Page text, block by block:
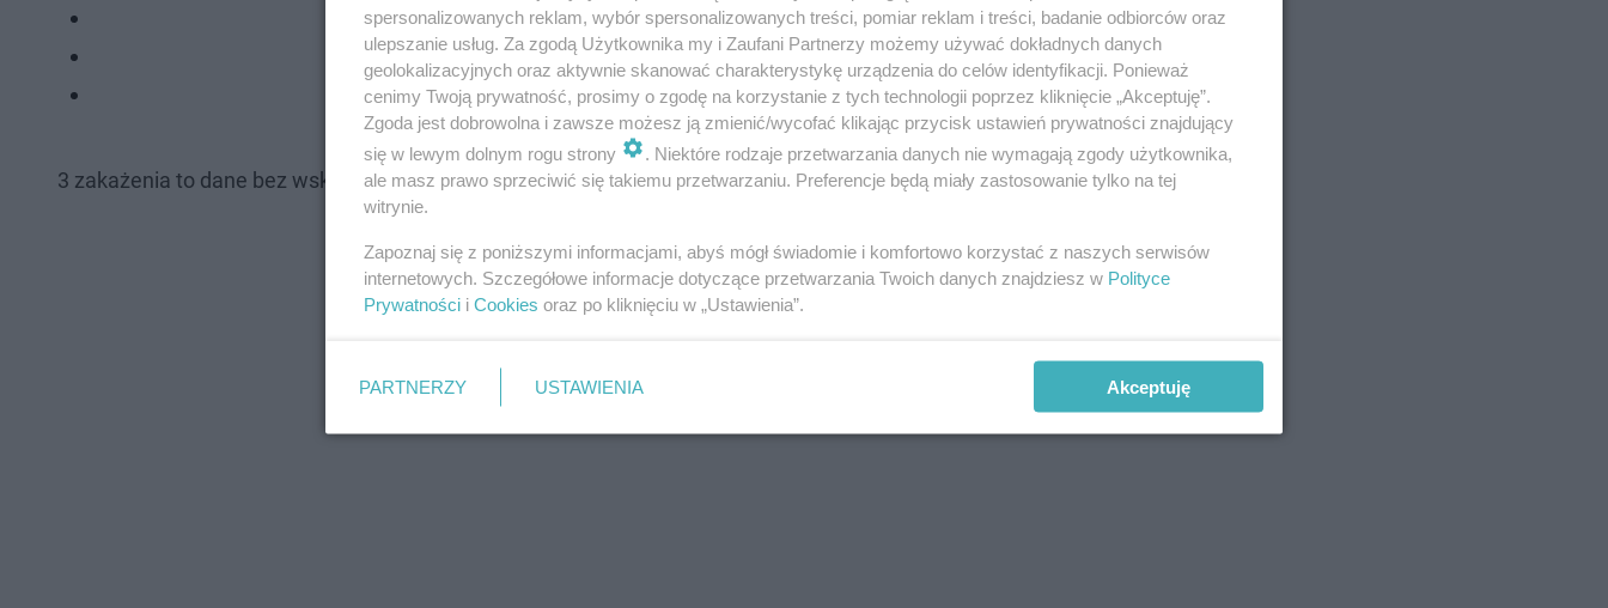
podlaskiego (5),
lubuskiego (4),
opolskiego (0).
3 zakażenia to dane bez wskazania adresu, które zostaną uzupełnione przez inspekcję sanitarną.
spersonalizowanych reklam, wybór spersonalizowanych treści, pomiar reklam i treści, badanie odbiorców oraz
ulepszanie usług. Za zgodą Użytkownika my i Zaufani Partnerzy możemy używać dokładnych danych
geolokalizacyjnych oraz aktywnie skanować charakterystykę urządzenia do celów identyfikacji. Ponieważ
cenimy Twoją prywatność, prosimy o zgodę na korzystanie z tych technologii poprzez kliknięcie „Akceptuję”.
Zgoda jest dobrowolna i zawsze możesz ją zmienić/wycofać klikając przycisk ustawień prywatności znajdujący
się w lewym dolnym rogu strony
. Niektóre rodzaje przetwarzania danych nie wymagają zgody użytkownika,
ale masz prawo sprzeciwić się takiemu przetwarzaniu. Preferencje będą miały zastosowanie tylko na tej
witrynie.
Zapoznaj się z poniższymi informacjami, abyś mógł świadomie i komfortowo korzystać z naszych serwisów
internetowych. Szczegółowe informacje dotyczące przetwarzania Twoich danych znajdziesz w Polityce
Prywatności i Cookies oraz po kliknięciu w „Ustawienia”.
PARTNERZY USTAWIENIA Akceptuję